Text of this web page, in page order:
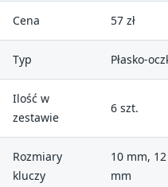
Cena 57 zł
Typ Płasko-
Ilość w
zestawie
6 szt.
Rozmiary
kluczy
10 mm,
mm